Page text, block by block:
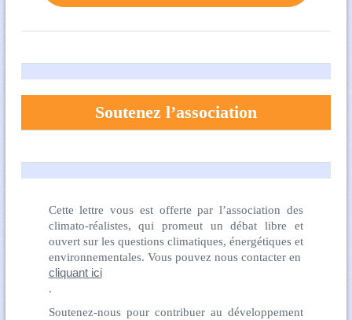
Soutenez l’association
Cette lettre vous est offerte par l’association des
climato-réalistes, qui promeut un débat libre et
ouvert sur les questions climatiques, énergétiques et
environnementales. Vous pouvez nous contacter en
cliquant ici
.
Soutenez-nous pour contribuer au développement